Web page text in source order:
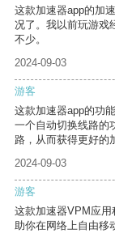
这款加速器app的加
况了。我以前玩游戏
不少。
2024-09-03
游客
这款加速器app的功
一个自动切换线路的
路，从而获得更好的
2024-09-03
游客
这款加速器VPM应
助你在网络上自由移